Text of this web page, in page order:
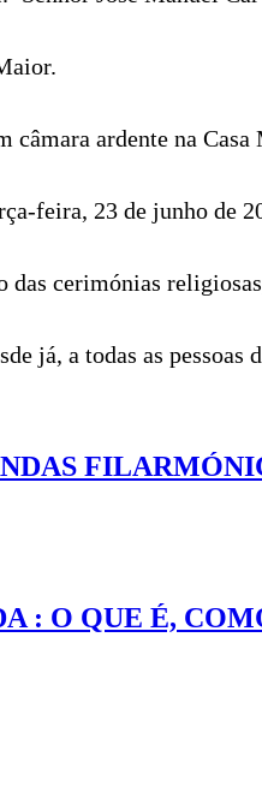
câmara ardente na
feira, 23 de junho de
das cerimónias
já, a todas as
: O QUE É,